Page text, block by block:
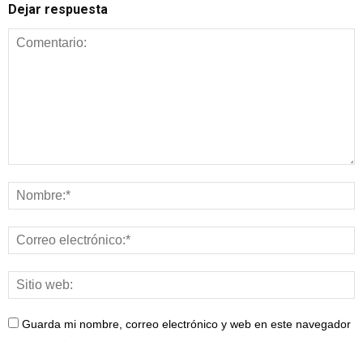
Dejar respuesta
Guarda mi nombre, correo electrónico y web en este navegador